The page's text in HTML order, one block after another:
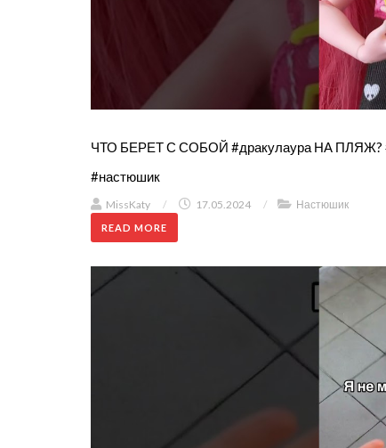
ЧТО БЕРЕТ С СОБОЙ #дракулаура НА ПЛЯЖ?
#настюшик
MissKaty / 17.05.2024 / Настюшик
READ MORE